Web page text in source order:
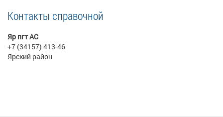
Контакты справочной
Яр пгт АС
+7 (34157) 413-46
Ярский район